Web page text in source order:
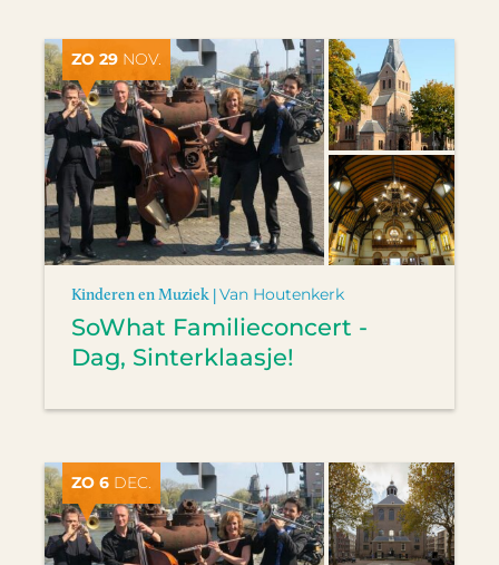
ZO 29 NOV.
Kinderen en Muziek |Van Houtenkerk
SoWhat Familieconcert -
Dag, Sinterklaasje!
ZO 6 DEC.